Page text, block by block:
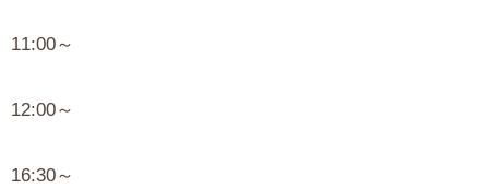
11:00～
12:00～
16:30～